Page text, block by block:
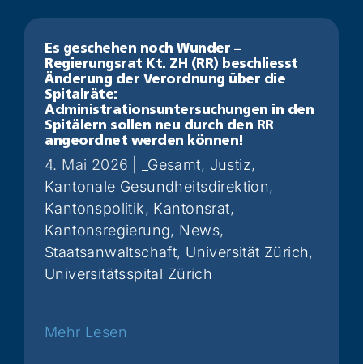
Es geschehen noch Wunder –
Regierungsrat Kt. ZH (RR) beschliesst
Änderung der Verordnung über die
Spitalräte:
Administrationsuntersuchungen in den
Spitälern sollen neu durch den RR
angeordnet werden können!
4. Mai 2026 _Gesamt, Justiz,
Kantonale Gesundheitsdirektion,
Kantonspolitik, Kantonsrat,
Kantonsregierung, News,
Staatsanwaltschaft, Universität Zürich,
Universitätsspital Zürich